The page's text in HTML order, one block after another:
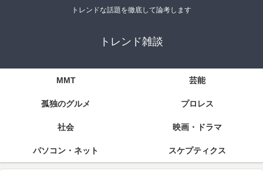
トレンドな話題を徹底して論考します
トレンド雑談
MMT 芸能
孤独のグルメ プロレス
社会 映画・ドラマ
パソコン・ネット スケプティクス